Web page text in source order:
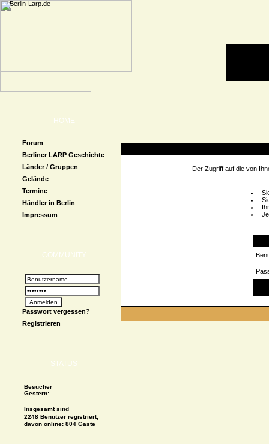
HOME
Forum
Berliner LARP Geschichte
Länder / Gruppen
Gelände
Termine
Händler in Berlin
Impressum
COMMUNITY
Passwort vergessen?
Registrieren
STATUS
Besucher
Gestern:
Insgesamt sind
2248 Benutzer registriert,
davon online: 804 Gäste
Der Zugriff auf die von